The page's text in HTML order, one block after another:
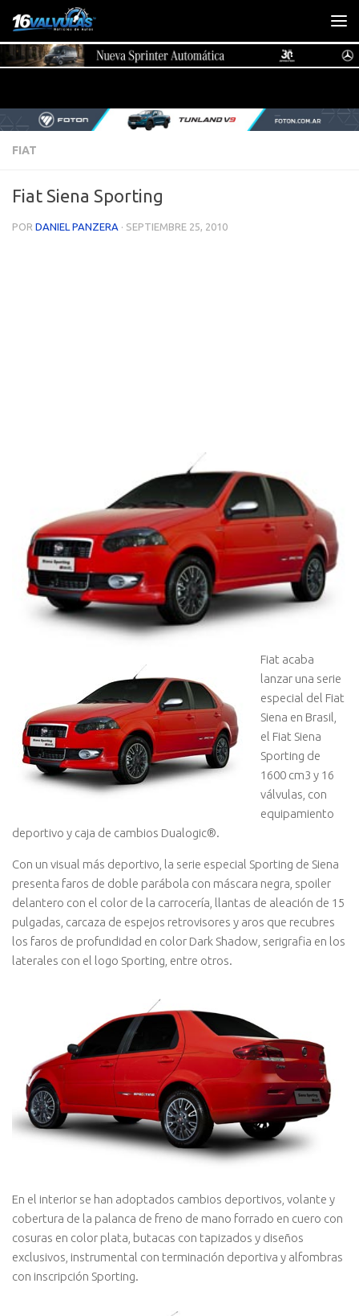
Saltar al contenido
FIAT
Fiat Siena Sporting
POR DANIEL PANZERA · SEPTIEMBRE 25, 2010
Fiat acaba
lanzar una serie
especial del Fiat
Siena en Brasil,
el Fiat Siena
Sporting de
1600 cm3 y 16
válvulas, con
equipamiento
deportivo y caja de cambios Dualogic®.
Con un visual más deportivo, la serie especial Sporting de Siena
presenta faros de doble parábola con máscara negra, spoiler
delantero con el color de la carrocería, llantas de aleación de 15
pulgadas, carcaza de espejos retrovisores y aros que recubres
los faros de profundidad en color Dark Shadow, serigrafia en los
laterales con el logo Sporting, entre otros.
En el interior se han adoptados cambios deportivos, volante y
cobertura de la palanca de freno de mano forrado en cuero con
cosuras en color plata, butacas con tapizados y diseños
exclusivos, instrumental con terminación deportiva y alfombras
con inscripción Sporting.